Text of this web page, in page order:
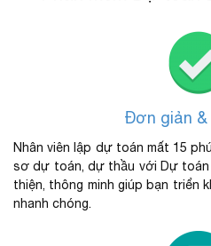
Đơn giản &
Nhân viên lập dự toán mất 15
sơ dự toán, dự thầu với Dự toán
thiện, thông minh giúp bạn triển
nhanh chóng.